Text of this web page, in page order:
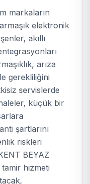
markaların
elektronik
akıllı
arıza
gerekliliğini
servislerde
küçük bir
şartlarını
riskleri
BEYAZ
tamir hizmeti